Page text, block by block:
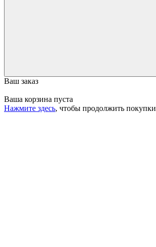
Ваш заказ
Ваша корзина пуста
Нажмите здесь, чтобы продолжить покупки